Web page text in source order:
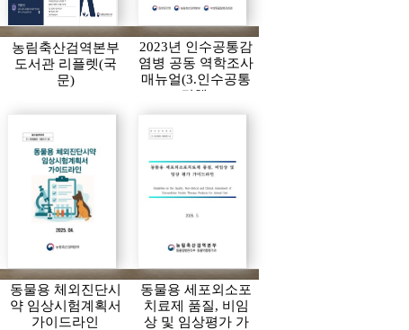
농림축산검역본부
도서관 리플렛(국
문)
2023년 인수공통감
염병 공동 역학조사
매뉴얼(3.인수공통
결핵)
동물용 체외진단시
약 임상시험계획서
가이드라인
동물용 세포외소포
치료제 품질, 비임
상 및 임상평가 가